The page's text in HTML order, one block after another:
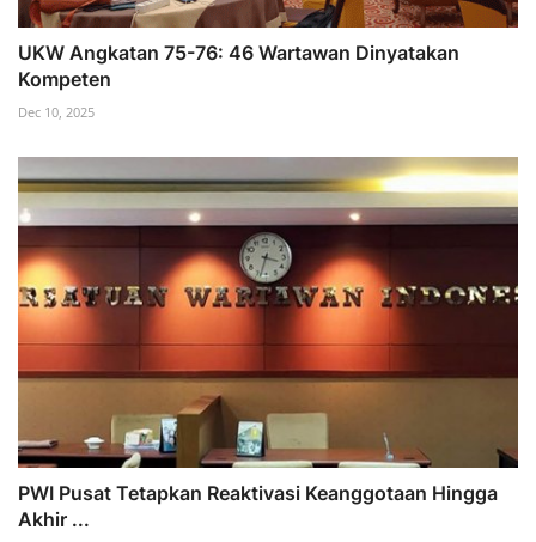
UKW Angkatan 75-76: 46 Wartawan Dinyatakan
Kompeten
Dec 10, 2025
PWI Pusat Tetapkan Reaktivasi Keanggotaan Hingga
Akhir ...